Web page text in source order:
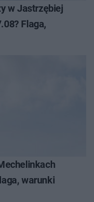
w Jastrzębiej
Flaga,
warunki